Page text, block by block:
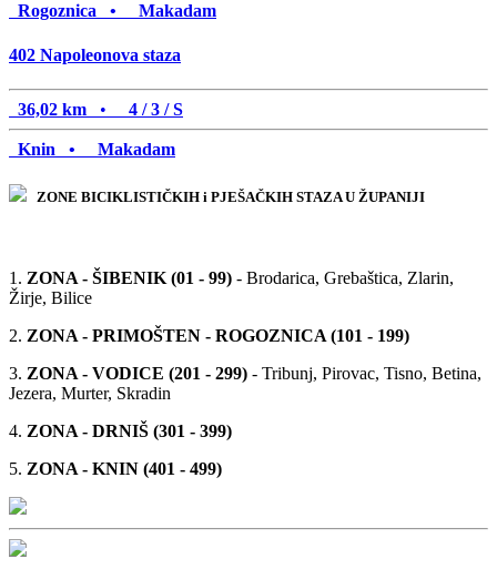
Rogoznica • Makadam
402 Napoleonova staza
36,02 km • 4 / 3 / S
Knin • Makadam
ZONE BICIKLISTIČKIH i PJEŠAČKIH STAZA U ŽUPANIJI
1. ZONA - ŠIBENIK (01 - 99) - Brodarica, Grebaštica, Zlarin,
Žirje, Bilice
2. ZONA - PRIMOŠTEN - ROGOZNICA (101 - 199)
3. ZONA - VODICE (201 - 299) - Tribunj, Pirovac, Tisno, Betina,
Jezera, Murter, Skradin
4. ZONA - DRNIŠ (301 - 399)
5. ZONA - KNIN (401 - 499)